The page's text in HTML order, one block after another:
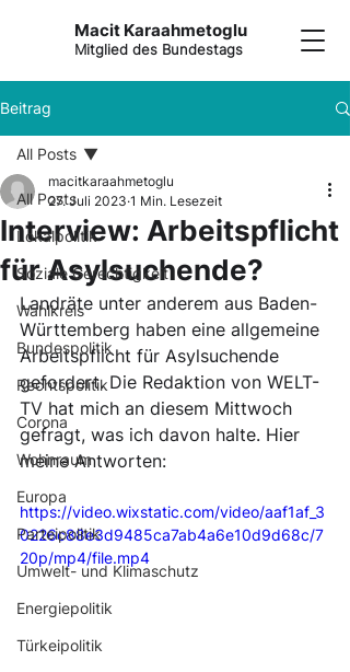
Macit Karaahmetoglu
Mitglied des Bundestags
Beitrag
All Posts
Lokalpolitik
Soziale Gerechtigkeit
Wahlkreis
Bundespolitik
Rechtspolitik
Corona
Wohnraum
Europa
Parteipolitik
Umwelt- und Klimaschutz
Energiepolitik
Türkeipolitik
All Posts
Interview: Arbeitspflicht
für Asylsuchende?
macitkaraahmetoglu
27. Juli 2023 1 Min. Lesezeit
Landräte unter anderem aus Baden-
Württemberg haben eine allgemeine
Arbeitspflicht für Asylsuchende
gefordert. Die Redaktion von WELT-
TV hat mich an diesem Mittwoch
gefragt, was ich davon halte. Hier
meine Antworten:
https://video.wixstatic.com/video/aaf1af_3
0226c88e3d9485ca7ab4a6e10d9d68c/7
20p/mp4/file.mp4